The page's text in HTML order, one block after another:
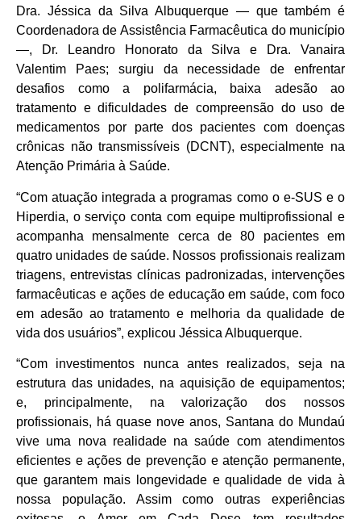
Dra. Jéssica da Silva Albuquerque — que também é
Coordenadora de Assistência Farmacêutica do município
—, Dr. Leandro Honorato da Silva e Dra. Vanaira
Valentim Paes; surgiu da necessidade de enfrentar
desafios como a polifarmácia, baixa adesão ao
tratamento e dificuldades de compreensão do uso de
medicamentos por parte dos pacientes com doenças
crônicas não transmissíveis (DCNT), especialmente na
Atenção Primária à Saúde.
“Com atuação integrada a programas como o e-SUS e o
Hiperdia, o serviço conta com equipe multiprofissional e
acompanha mensalmente cerca de 80 pacientes em
quatro unidades de saúde. Nossos profissionais realizam
triagens, entrevistas clínicas padronizadas, intervenções
farmacêuticas e ações de educação em saúde, com foco
em adesão ao tratamento e melhoria da qualidade de
vida dos usuários”, explicou Jéssica Albuquerque.
“Com investimentos nunca antes realizados, seja na
estrutura das unidades, na aquisição de equipamentos;
e, principalmente, na valorização dos nossos
profissionais, há quase nove anos, Santana do Mundaú
vive uma nova realidade na saúde com atendimentos
eficientes e ações de prevenção e atenção permanente,
que garantem mais longevidade e qualidade de vida à
nossa população. Assim como outras experiências